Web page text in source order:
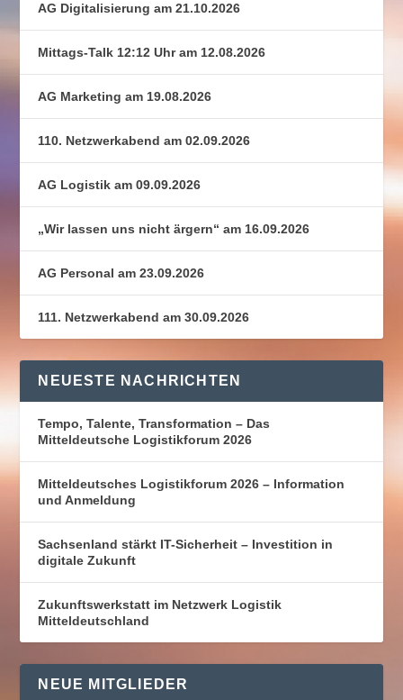
AG Digitalisierung am 21.10.2026
Mittags-Talk 12:12 Uhr am 12.08.2026
AG Marketing am 19.08.2026
110. Netzwerkabend am 02.09.2026
AG Logistik am 09.09.2026
„Wir lassen uns nicht ärgern“ am 16.09.2026
AG Personal am 23.09.2026
111. Netzwerkabend am 30.09.2026
NEUESTE NACHRICHTEN
Tempo, Talente, Transformation – Das
Mitteldeutsche Logistikforum 2026
Mitteldeutsches Logistikforum 2026 – Information
und Anmeldung
Sachsenland stärkt IT-Sicherheit – Investition in
digitale Zukunft
Zukunftswerkstatt im Netzwerk Logistik
Mitteldeutschland
NEUE MITGLIEDER